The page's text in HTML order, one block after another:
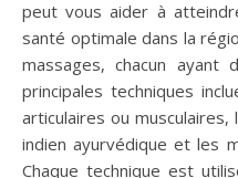
peut vous aider à
santé optimale dans la
massages, chacun ayant
principales techniques
articulaires ou
indien ayurvédique et les
Chaque technique est